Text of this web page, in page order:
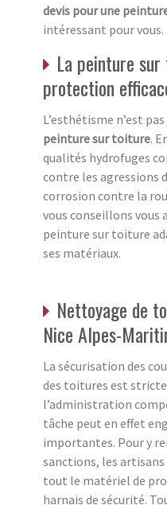
devis pour une
intéressant pour vous.
La peinture
protection
L’esthétisme n’est
peinture sur toiture.
qualités hydrofuges
contre les agressions
corrosion contre la
vous conseillons vous
peinture sur toiture
ses matériaux.
Nettoyage de
Nice Alpes-
La sécurisation des
des toitures est
l’administration
tâche peut en effet
importantes. Pour y
sanctions, les
tout le matériel de
harnais de sécurité.